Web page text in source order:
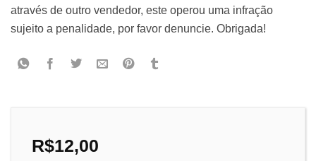
através de outro vendedor, este operou uma infração
sujeito a penalidade, por favor denuncie. Obrigada!
R$12,00